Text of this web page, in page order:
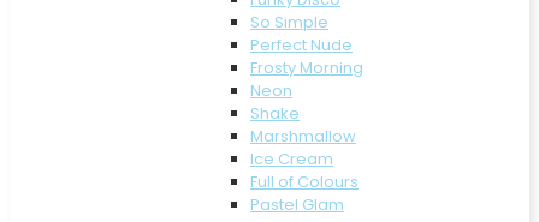
So Simple
Perfect Nude
Frosty Morning
Neon
Shake
Marshmallow
Ice Cream
Full of Colours
Pastel Glam